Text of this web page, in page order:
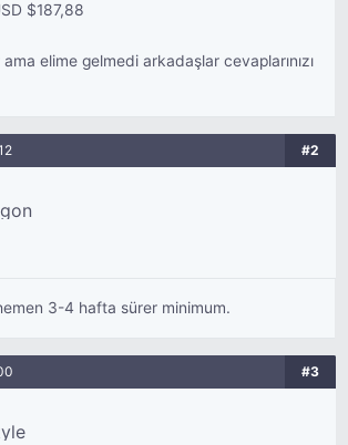
$187,88
ama elime gelmedi arkadaşlar cevaplarınızı
#2
3-4 hafta sürer minimum.
#3